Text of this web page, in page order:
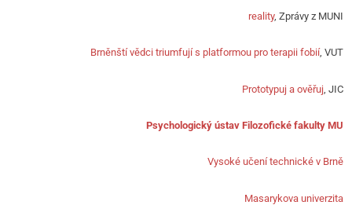
reality, Zprávy z MUNI
Brněnští vědci triumfují s platformou pro terapii fobií, VUT
Prototypuj a ověřuj , JIC
Psychologický ústav Filozofické fakulty MU
Vysoké učení technické v Brně
Masarykova univerzita